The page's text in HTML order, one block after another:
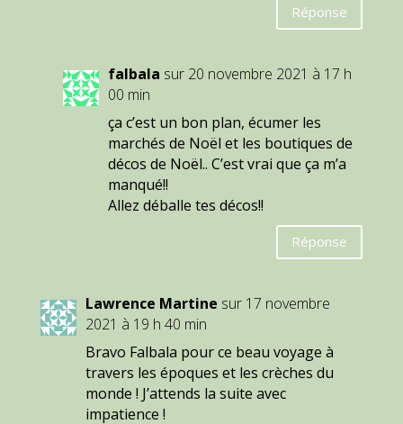
Réponse
falbala sur 20 novembre 2021 à 17 h
00 min
ça c’est un bon plan, écumer les
marchés de Noël et les boutiques de
décos de Noël.. C’est vrai que ça m’a
manqué!!
Allez déballe tes décos!!
Réponse
Lawrence Martine sur 17 novembre
2021 à 19 h 40 min
Bravo Falbala pour ce beau voyage à
travers les époques et les crèches du
monde ! J’attends la suite avec
impatience !